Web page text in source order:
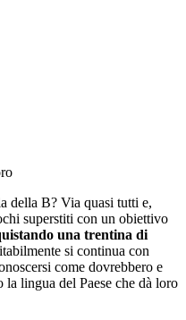
della B? Via quasi tutti e,
superstiti con un obiettivo
una trentina di
si continua con
come dovrebbero e
lingua del Paese che dà loro